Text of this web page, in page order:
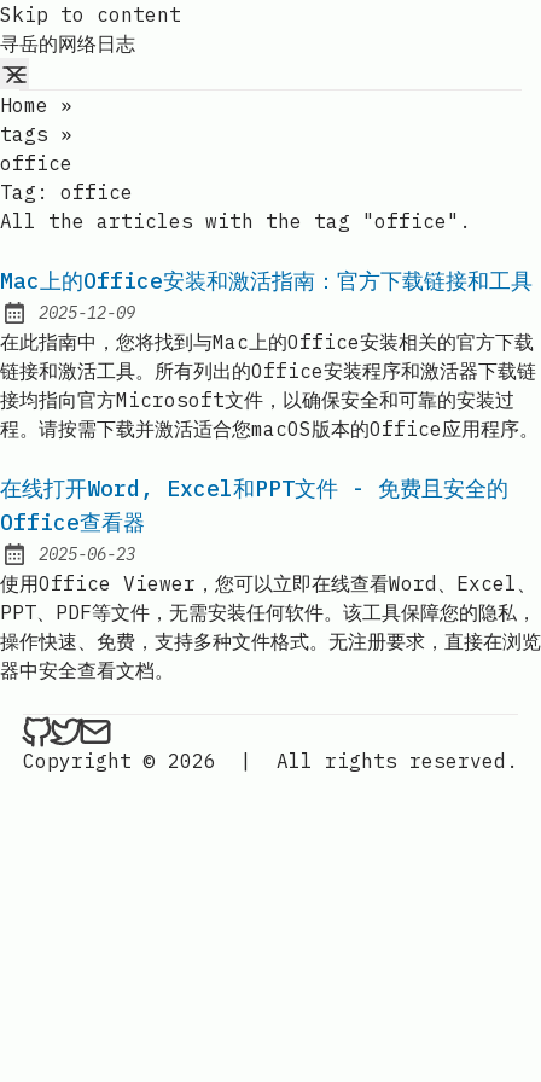
Skip to content
寻岳的网络日志
Home
»
tags »
office
Tag: office
All the articles with the tag "office".
Mac上的Office安装和激活指南：官方下载链接和工具
Published:
2025-12-09
在此指南中，您将找到与Mac上的Office安装相关的官方下载
链接和激活工具。所有列出的Office安装程序和激活器下载链
接均指向官方Microsoft文件，以确保安全和可靠的安装过
程。请按需下载并激活适合您macOS版本的Office应用程序。
在线打开Word, Excel和PPT文件 - 免费且安全的
Office查看器
Published:
2025-06-23
使用Office Viewer，您可以立即在线查看Word、Excel、
PPT、PDF等文件，无需安装任何软件。该工具保障您的隐私，
操作快速、免费，支持多种文件格式。无注册要求，直接在浏览
器中安全查看文档。
ethan4768 on Github
ethan4768 on Twitter
Send an email to
Copyright © 2026
| All rights reserved.